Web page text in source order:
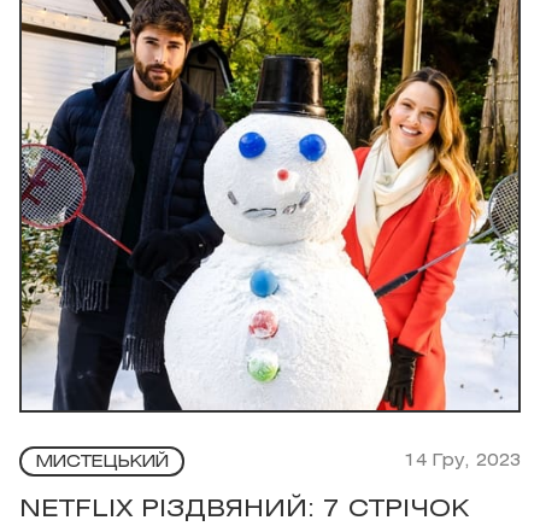
МИСТЕЦЬКИЙ 14 Гру, 2023
NETFLIX РІЗДВЯНИЙ: 7 СТРІЧОК